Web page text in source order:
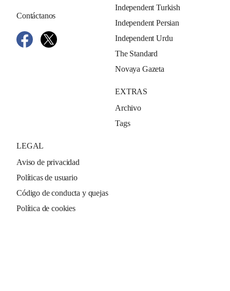
Contáctanos
Independent Turkish
Independent Persian
Independent Urdu
The Standard
Novaya Gazeta
EXTRAS
Archivo
Tags
LEGAL
Aviso de privacidad
Políticas de usuario
Código de conducta y quejas
Política de cookies